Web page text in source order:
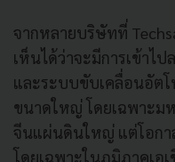
จากหลายบริษัทที่
เห็นได้ว่าจะมีการเข้าไ
และระบบขับเคลื่อนอัต
ขนาดใหญ่ โดยเฉพาะม
จีนแผ่นดินใหญ่ แต่โอกา
โดยเฉพาะในภูมิภาคเอ